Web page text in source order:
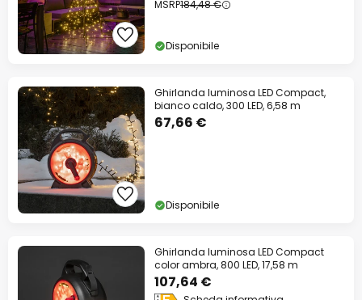
MSRP184,48 €
Disponibile
Ghirlanda luminosa LED Compact,
bianco caldo, 300 LED, 6,58 m
67,66 €
Disponibile
Ghirlanda luminosa LED Compact
color ambra, 800 LED, 17,58 m
107,64 €